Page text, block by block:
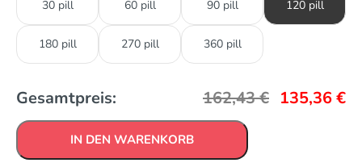
30 pill 60 pill 90 pill 120 pill
180 pill 270 pill 360 pill
Gesamtpreis: 162,43€ 135,36€
IN DEN WARENKORB